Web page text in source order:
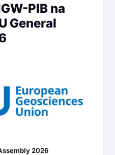
PIB na
General
2026